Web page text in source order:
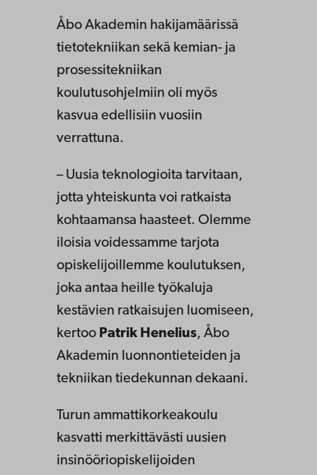
Åbo Akademin hakijamäärissä
tietotekniikan sekä kemian- ja
prosessitekniikan
koulutusohjelmiin oli myös
kasvua edellisiin vuosiin
verrattuna.
– Uusia teknologioita tarvitaan,
jotta yhteiskunta voi ratkaista
kohtaamansa haasteet. Olemme
iloisia voidessamme tarjota
opiskelijoillemme koulutuksen,
joka antaa heille työkaluja
kestävien ratkaisujen luomiseen,
kertoo Patrik Henelius, Åbo
Akademin luonnontieteiden ja
tekniikan tiedekunnan dekaani.
Turun ammattikorkeakoulu
kasvatti merkittävästi uusien
insinööriopiskelijoiden